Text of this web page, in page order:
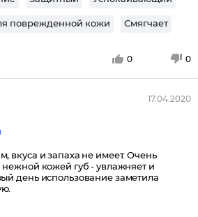
поврежденной кожи Смягчает
0 0
17.04.2020
вкуса и запаха не имеет. Очень
нежной кожей губ - увлажняет и
день использование заметила